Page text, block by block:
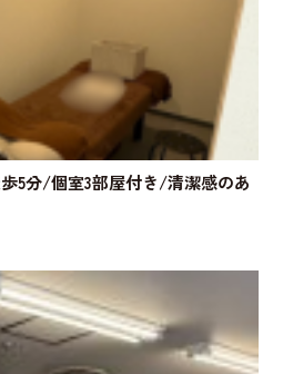
歩5分/個室3部屋付き/清潔感のあ